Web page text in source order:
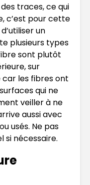
traces, ce qui
c’est pour cette
un
plusieurs types
sont plutôt
sur
les fibres ont
qui ne
veiller à ne
aussi avec
usés. Ne pas
si nécessaire.